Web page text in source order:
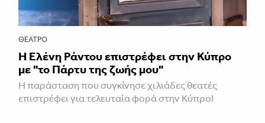
ΘΈΑΤΡΟ
H Ελένη Ράντου επιστρέφει στην Κύπρο
με "το Πάρτυ της ζωής μου"
Η παράσταση που συγκίνησε χιλιάδες θεατές
επιστρέφει για τελευταία φορά στην Κύπρο!